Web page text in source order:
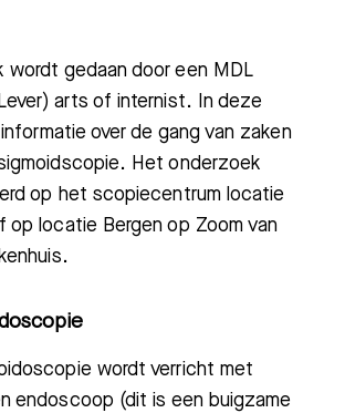
wordt gedaan door een MDL
arts of internist. In deze
over de gang van zaken
Het onderzoek
op het scopiecentrum locatie
op locatie Bergen op Zoom van
wordt verricht met
endoscoop (dit is een buigzame